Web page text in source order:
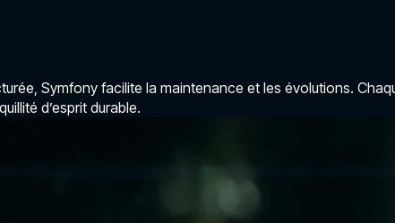
Symfony facilite la maintenance et les évolutions.
d’esprit durable.